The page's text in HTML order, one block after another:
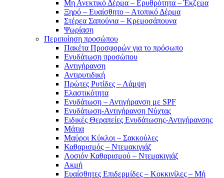
Μη Ανεκτικό Δέρμα – Ερυθρότητα – Έκζεμα
Ξηρό – Ευαίσθητο – Ατοπικό Δέρμα
Στέρεα Σαπούνια – Κρεμοσάπουνα
Ψωρίαση
Περιποίηση προσώπου
Πακέτα Προσφορών για το πρόσωπο
Ενυδάτωση προσώπου
Αντιγήρανση
Αντιρυτιδική
Πρώτες Ρυτίδες – Λάμψη
Ελαστικότητα
Ενυδάτωση – Αντιγήρανση με SPF
Ενυδάτωση-Αντιγήρανση Νύχτας
Ειδικές Θεραπείες Ενυδάτωσης-Αντιγήρανσης
Μάτια
Μαύροι Κύκλοι – Σακκούλες
Καθαρισμός – Ντεμακιγιάζ
Λοσιόν Καθαρισμού – Ντεμακιγιάζ
Ακμή
Ευαίσθητες Επιδερμίδες – Κοκκινίλες – Μή